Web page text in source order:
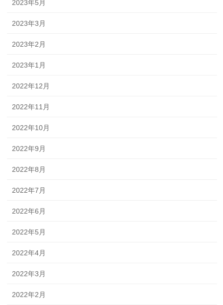
2023年5月
2023年3月
2023年2月
2023年1月
2022年12月
2022年11月
2022年10月
2022年9月
2022年8月
2022年7月
2022年6月
2022年5月
2022年4月
2022年3月
2022年2月